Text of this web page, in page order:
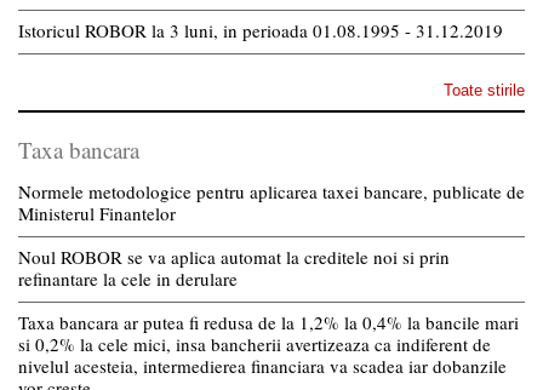
Istoricul ROBOR la 3 luni, in perioada 01.08.1995 - 31.12.2019
Toate stirile
Taxa bancara
Normele metodologice pentru aplicarea taxei bancare, publicate de
Ministerul Finantelor
Noul ROBOR se va aplica automat la creditele noi si prin
refinantare la cele in derulare
Taxa bancara ar putea fi redusa de la 1,2% la 0,4% la bancile mari
si 0,2% la cele mici, insa bancherii avertizeaza ca indiferent de
nivelul acesteia, intermedierea financiara va scadea iar dobanzile